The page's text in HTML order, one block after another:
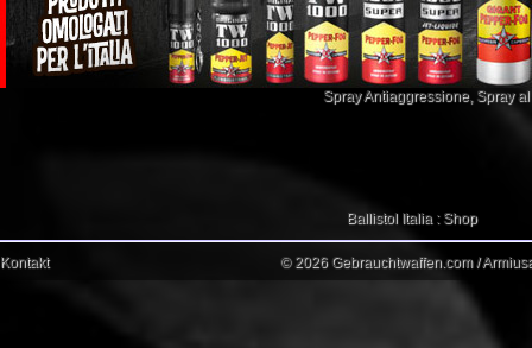
Spray Antiaggressione, Spray
Ballistol Italia : Shop
Kontakt © 2026 Gebrauchtwaffen.com /